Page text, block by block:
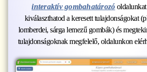
interaktív gombahatározó
kiválaszthatod a keresett tulajdonságokat
lomberdei, sárga lemezű gombák) és
tulajdonságoknak megfelelő, oldalunkon